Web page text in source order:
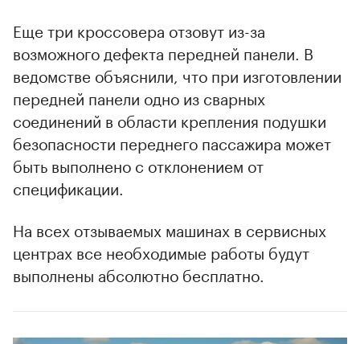
00:00
Еще три кроссовера отзовут из-за
возможного дефекта передней панели. В
ведомстве объяснили, что при изготовлении
передней панели одно из сварных
соединений в области крепления подушки
безопасности переднего пассажира может
быть выполнено с отклонением от
спецификации.
На всех отзываемых машинах в сервисных
центрах все необходимые работы будут
выполнены абсолютно бесплатно.